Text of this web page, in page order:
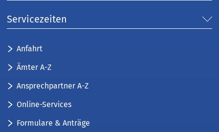
Servicezeiten
Anfahrt
Ämter A-Z
Ansprechpartner A-Z
Online-Services
Formulare & Anträge